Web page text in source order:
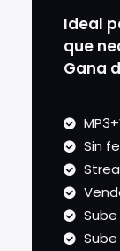
Ideal
que
Gana
Sin